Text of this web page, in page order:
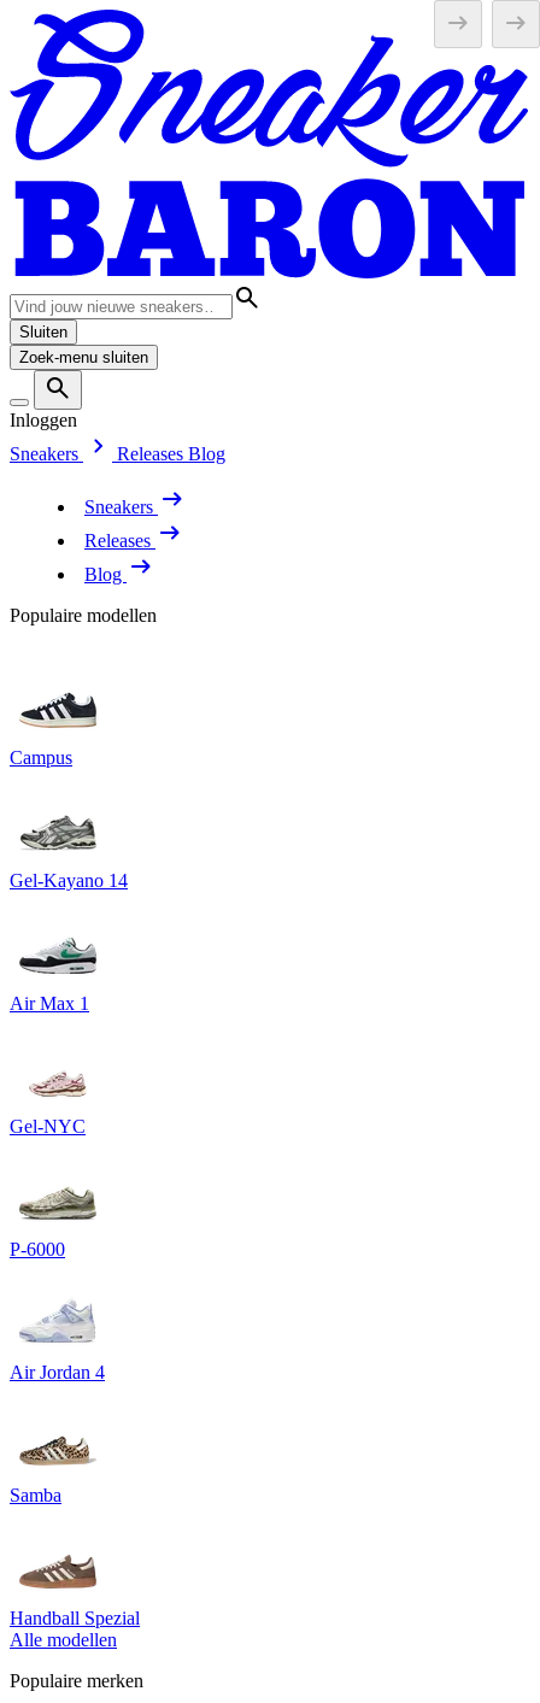
Sluiten
Zoek-menu sluiten
Inloggen
Sneakers
Releases Blog
Sneakers
Releases
Blog
Populaire modellen
Campus
Gel-Kayano 14
Air Max 1
Gel-NYC
P-6000
Air Jordan 4
Samba
Handball Spezial
Alle modellen
Populaire merken